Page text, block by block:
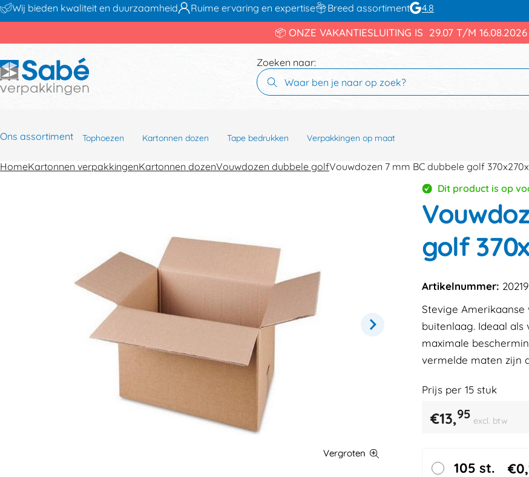
Wij bieden kwaliteit en duurzaamheid Ruime ervaring en expertise Breed assortiment 4.8
📦 ONZE VAKANTIESLUITING IS 29.07 T/M
Zoeken naar:
Ons assortiment Tophoezen Kartonnen dozen Tape bedrukken Verpakkingen op maat
HomeKartonnen verpakkingenKartonnen dozenVouwdozen dubbele golfVouwdozen 7 mm BC dubbele golf
Dit product is op
golf
Artikelnummer: 20219
Stevige
buitenlaag. Ideaal als
maximale
vermelde maten zijn
Prijs per 15stuk
€13,95 excl. btw
105 st. €0,